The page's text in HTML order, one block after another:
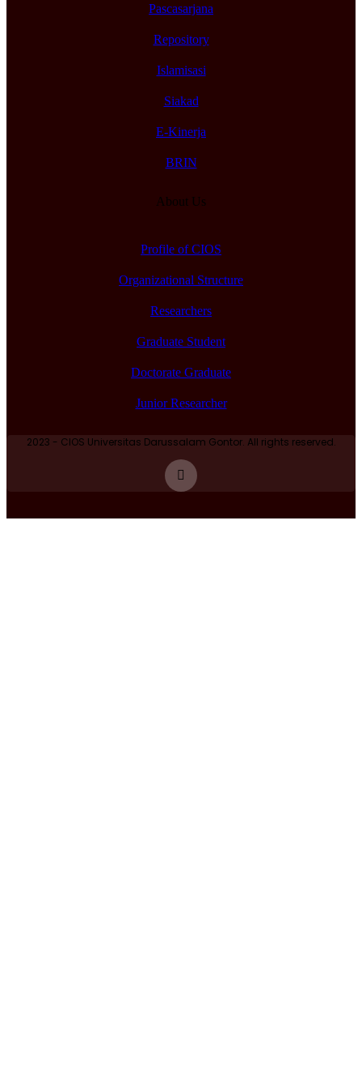
Pascasarjana
Repository
Islamisasi
Siakad
E-Kinerja
BRIN
About Us
Profile of CIOS
Organizational Structure
Researchers
Graduate Student
Doctorate Graduate
Junior Researcher
2023 - CIOS Universitas Darussalam Gontor. All rights reserved.